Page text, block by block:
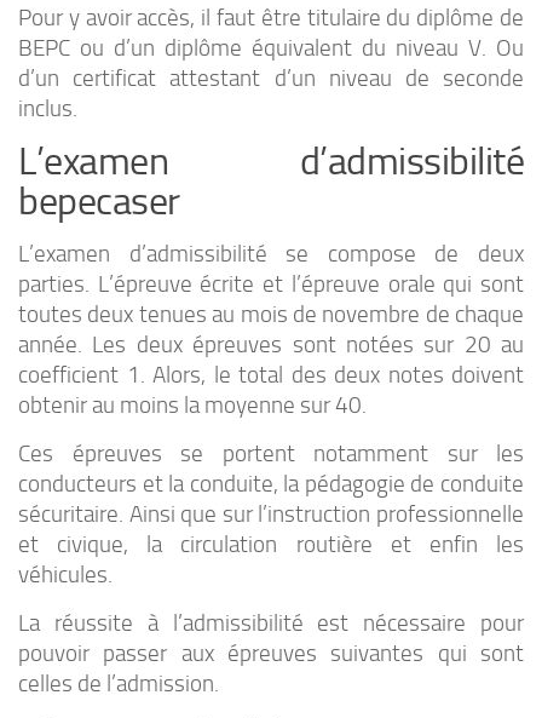
Pour y avoir accès, il faut être titulaire du diplôme de
BEPC ou d’un diplôme équivalent du niveau V. Ou
d’un certificat attestant d’un niveau de seconde
inclus.
L’examen d’admissibilité
bepecaser
L’examen d’admissibilité se compose de deux
parties. L’épreuve écrite et l’épreuve orale qui sont
toutes deux tenues au mois de novembre de chaque
année. Les deux épreuves sont notées sur 20 au
coefficient 1. Alors, le total des deux notes doivent
obtenir au moins la moyenne sur 40.
Ces épreuves se portent notamment sur les
conducteurs et la conduite, la pédagogie de conduite
sécuritaire. Ainsi que sur l’instruction professionnelle
et civique, la circulation routière et enfin les
véhicules.
La réussite à l’admissibilité est nécessaire pour
pouvoir passer aux épreuves suivantes qui sont
celles de l’admission.